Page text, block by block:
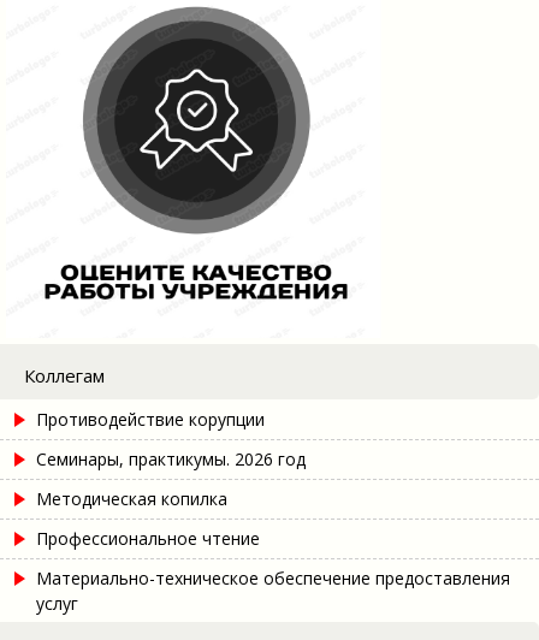
Коллегам
Противодействие корупции
Семинары, практикумы. 2026 год
Методическая копилка
Профессиональное чтение
Материально-техническое обеспечение предоставления
услуг